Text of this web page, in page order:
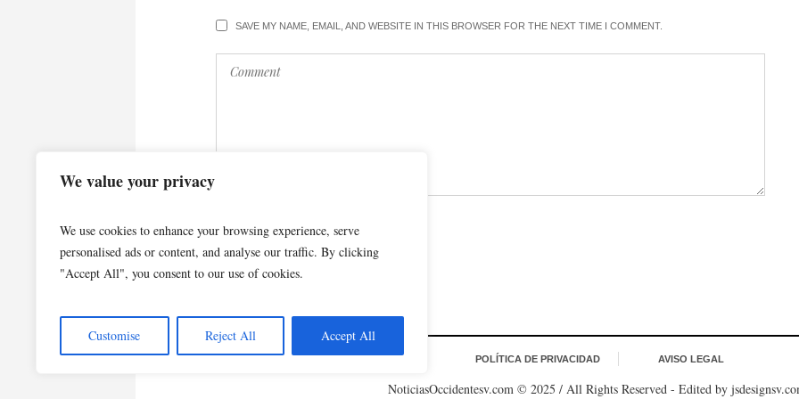
We value your privacy
We use cookies to enhance your browsing experience, serve
personalised ads or content, and analyse our traffic. By clicking
"Accept All", you consent to our use of cookies.
Customise Reject All Accept All
SAVE MY NAME, EMAIL, AND WEBSITE IN THIS BROWSER FOR THE NEXT TIME I COMMENT.
POLÍTICA DE PRIVACIDAD AVISO LEGAL
NoticiasOccidentesv.com © 2025 / All Rights Reserved - Edited by